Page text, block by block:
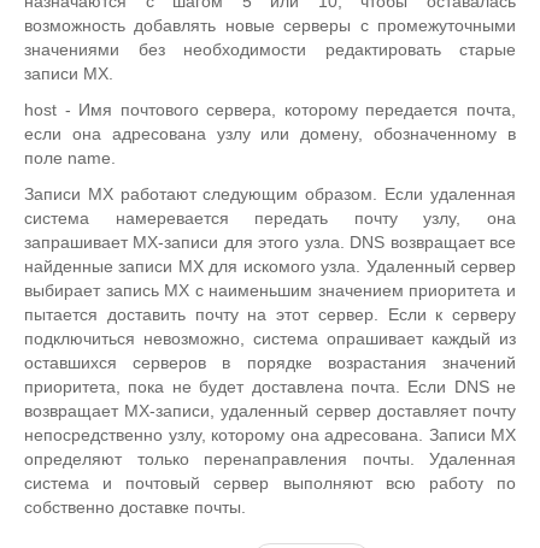
возможность добавлять новые серверы с промежуточными
значениями без необходимости редактировать старые
записи MX.
host - Имя почтового сервера, которому передается почта,
если она адресована узлу или домену, обозначенному в
поле name.
Записи MX работают следующим образом. Если удаленная
система намеревается передать почту узлу, она
запрашивает МХ-записи для этого узла. DNS возвращает все
найденные записи MX для искомого узла. Удаленный сервер
выбирает запись MX с наименьшим значением приоритета и
пытается доставить почту на этот сервер. Если к серверу
подключиться невозможно, система опрашивает каждый из
оставшихся серверов в порядке возрастания значений
приоритета, пока не будет доставлена почта. Если DNS не
возвращает МХ-записи, удаленный сервер доставляет почту
непосредственно узлу, которому она адресована. Записи MX
определяют только перенаправления почты. Удаленная
система и почтовый сервер выполняют всю работу по
собственно доставке почты.